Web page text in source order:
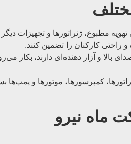
مطبوع، ژنراتورها و تجهیزات دیگر
راحتی کارکنان را تضمین کنند.
بالا و آزار دهنده‌ای دارند،
کمپرسورها، موتورها و پمپ‌ها
ماه نیرو